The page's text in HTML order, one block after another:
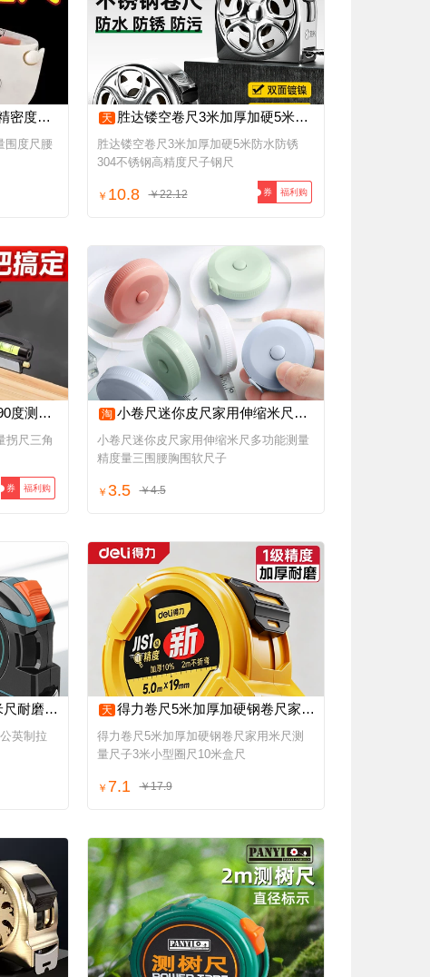
围软尺卷尺
围度尺腰
天 胜达镂空卷尺3米加厚加硬5米防水防锈304不锈钢高精度尺子钢尺
胜达镂空卷尺3米加厚加硬5米防水防锈
304不锈钢高精度尺子钢尺
￥ 10.8 ￥22.12 券 福利购
角度尺钢尺
拐尺三角
券 福利购
淘 小卷尺迷你皮尺家用伸缩米尺多功能测量精度量三围腰胸围软尺子
小卷尺迷你皮尺家用伸缩米尺多功能测量
精度量三围腰胸围软尺子
￥ 3.5 ￥4.5
3尺子8米尺子
英制拉
天 得力卷尺5米加厚加硬钢卷尺家用米尺测量尺子3米小型圈尺10米盒尺
得力卷尺5米加厚加硬钢卷尺家用米尺测
量尺子3米小型圈尺10米盒尺
￥ 7.1 ￥17.9